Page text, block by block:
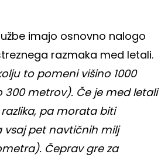
imajo osnovno nalogo
razmaka med letali.
to pomeni višino 1000
300 metrov). Če je med letali
pa morata biti
pet navtičnih milj
Čeprav gre za